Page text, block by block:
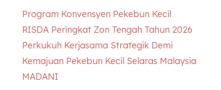
Program Konvensyen Pekebun Kecil
RISDA Peringkat Zon Tengah Tahun 2026
Perkukuh Kerjasama Strategik Demi
Kemajuan Pekebun Kecil Selaras Malaysia
MADANI